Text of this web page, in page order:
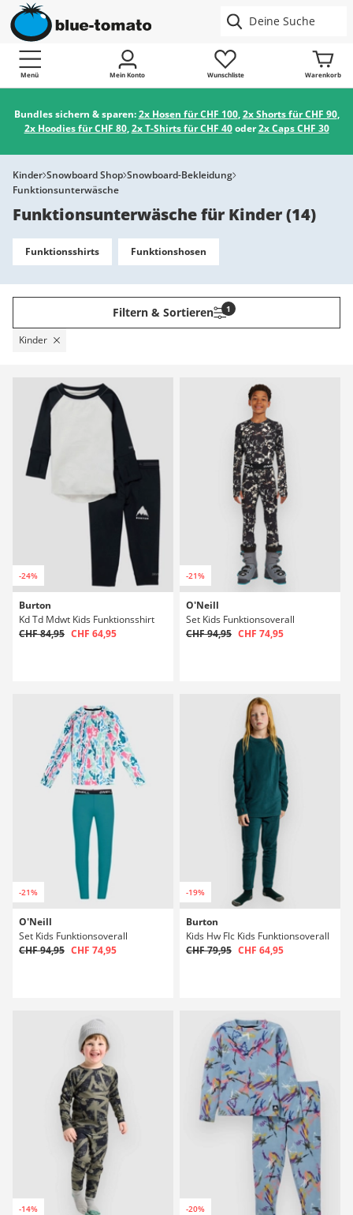
Menü Mein Konto Wunschliste Warenkorb
Bundles sichern & sparen:2x Hosen für CHF 100,2x Shorts für CHF 90,
2x Hoodies für CHF 80,2x T-Shirts für CHF 40oder2x Caps CHF 30
Kinder Snowboard Shop Snowboard-Bekleidung
Funktionsunterwäsche
Funktionsunterwäsche für Kinder(14)
Funktionsshirts Funktionshosen
Filtern & Sortieren 1
Kinder
-24%
Burton
Kd Td Mdwt Kids Funktionsshirt
CHF 84,95 CHF 64,95
-21%
O'Neill
Set Kids Funktionsoverall
CHF 94,95 CHF 74,95
-21%
O'Neill
Set Kids Funktionsoverall
CHF 94,95 CHF 74,95
-19%
Burton
Kids Hw Flc Kids Funktionsoverall
CHF 79,95 CHF 64,95
-14% -20%